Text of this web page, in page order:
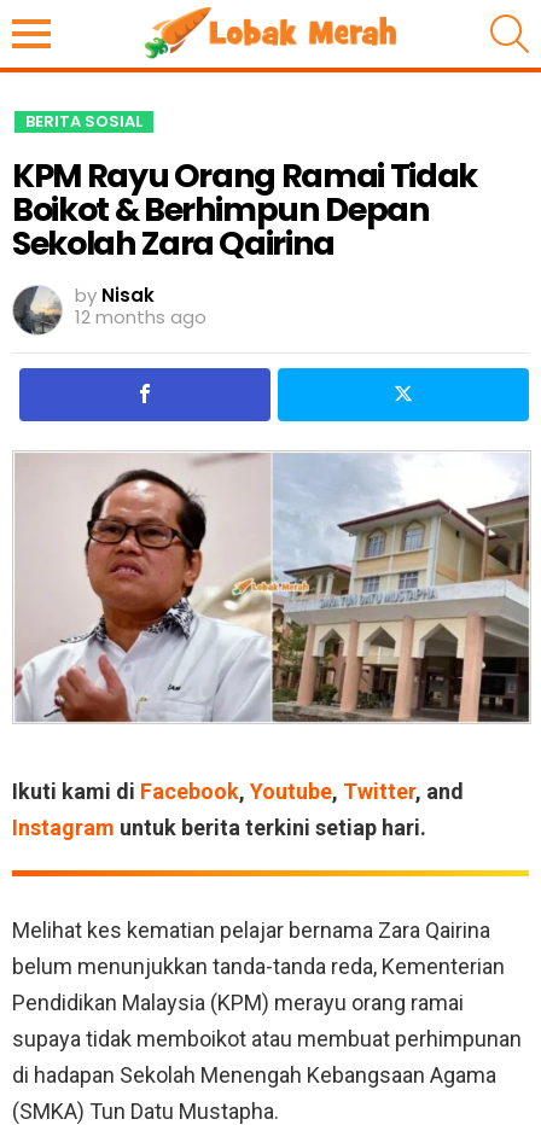
BERITA SOSIAL
KPM Rayu Orang Ramai Tidak
Boikot & Berhimpun Depan
Sekolah Zara Qairina
by Nisak
12 months ago
Ikuti kami di Facebook, Youtube, Twitter, and
Instagram untuk berita terkini setiap hari.
Melihat kes kematian pelajar bernama Zara Qairina
belum menunjukkan tanda-tanda reda, Kementerian
Pendidikan Malaysia (KPM) merayu orang ramai
supaya tidak memboikot atau membuat perhimpunan
di hadapan Sekolah Menengah Kebangsaan Agama
(SMKA) Tun Datu Mustapha.